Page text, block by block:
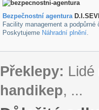
Bezpečnostní agentura
Facility management a podpůrné
Poskytujeme Náhradní plnění.
Překlepy:
handikep, ...